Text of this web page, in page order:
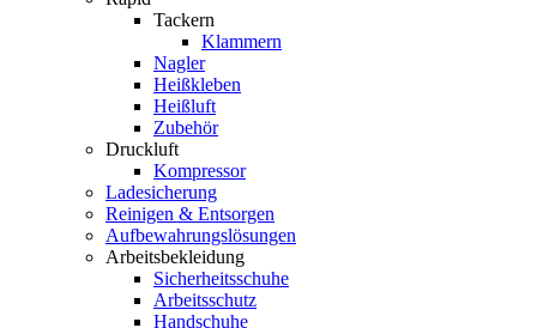
Tackern
Klammern
Nagler
Heißkleben
Heißluft
Zubehör
Druckluft
Kompressor
Ladesicherung
Reinigen & Entsorgen
Aufbewahrungslösungen
Arbeitsbekleidung
Sicherheitsschuhe
Arbeitsschutz
Handschuhe